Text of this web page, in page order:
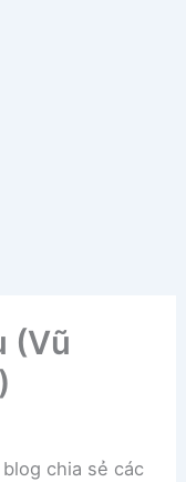
(Vũ
chia sẻ các